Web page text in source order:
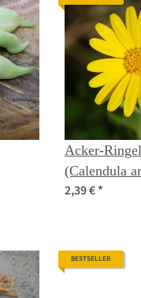
Acker-
(Calendula
Samen
2,39 €*
BESTSELLER